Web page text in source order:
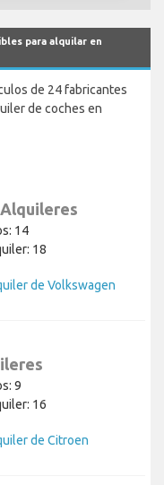
para alquilar en
de 24 fabricantes
de coches en
14
18
de Volkswagen
9
16
de Citroen